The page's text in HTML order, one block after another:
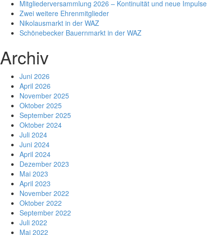
Mitgliederversammlung 2026 – Kontinuität und neue Impulse
Zwei weitere Ehrenmitglieder
Nikolausmarkt in der WAZ
Schönebecker Bauernmarkt in der WAZ
Archiv
Juni 2026
April 2026
November 2025
Oktober 2025
September 2025
Oktober 2024
Juli 2024
Juni 2024
April 2024
Dezember 2023
Mai 2023
April 2023
November 2022
Oktober 2022
September 2022
Juli 2022
Mai 2022